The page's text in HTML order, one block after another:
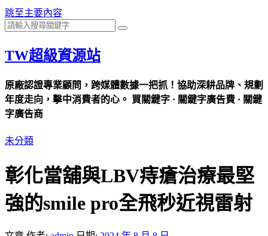
跳至主要內容
TW超級資源站
原廠認證專業顧問，跨媒體數據一把抓！協助深耕品牌、規劃
年度走向，擊中消費者的心。 買關鍵字 · 關鍵字廣告費 · 關鍵
字廣告商
未分類
彰化當舖與LBV痔瘡治療最堅
強的smile pro全飛秒近視雷射